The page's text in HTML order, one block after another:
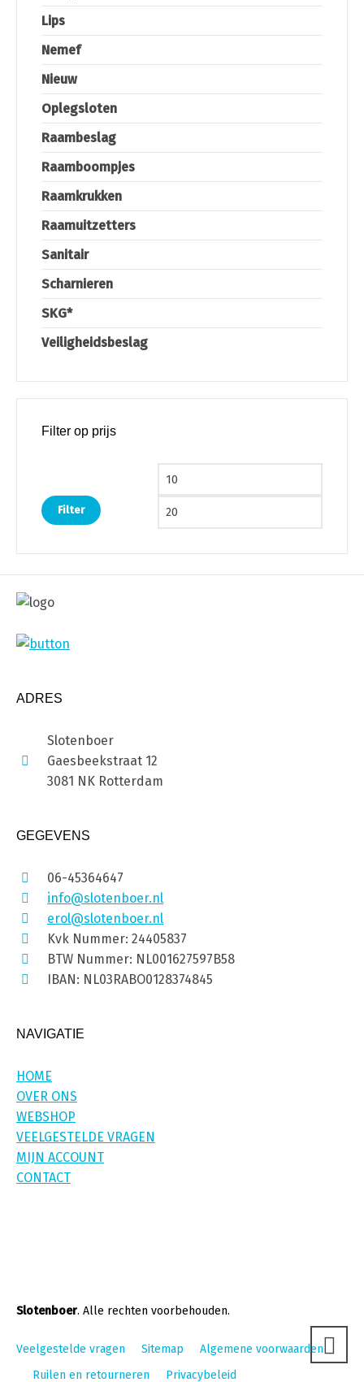
Lips
Nemef
Nieuw
Oplegsloten
Raambeslag
Raamboompjes
Raamkrukken
Raamuitzetters
Sanitair
Scharnieren
SKG*
Veiligheidsbeslag
Filter op prijs
Min. prijs
Filter
ADRES
Slotenboer
Gaesbeekstraat 12
3081 NK Rotterdam
GEGEVENS
06-45364647
info@slotenboer.nl
erol@slotenboer.nl
Kvk Nummer: 24405837
BTW Nummer: NL001627597B58
IBAN: NL03RABO0128374845
NAVIGATIE
HOME
OVER ONS
WEBSHOP
VEELGESTELDE VRAGEN
MIJN ACCOUNT
CONTACT
Slotenboer. Alle rechten voorbehouden.
Veelgestelde vragen Sitemap
Algemene voorwaarden
Ruilen en retourneren
Privacybeleid